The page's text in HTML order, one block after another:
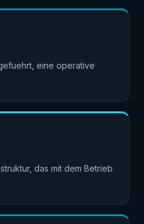
eine operative
das mit dem Betrieb